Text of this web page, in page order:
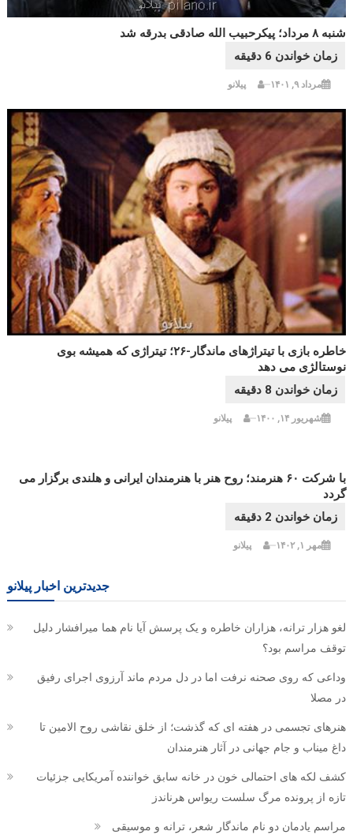
شنبه ۸ مرداد؛ پیکرحبیب الله صادقی بدرقه شد
مرداد ۹, ۱۴۰۱ پیلانو
خاطره بازی با تیتراژهای ماندگار-۲۶؛ تیتراژی که همیشه بوی
نوستالژی می دهد
شهریور ۱۴, ۱۴۰۰ پیلانو
با شرکت ۶۰ هنرمند؛ روح هنر با هنرمندان ایرانی و هلندی برگزار می
گردد
مهر ۱, ۱۴۰۲ پیلانو
جدیدترین اخبار پیلانو
لغو هزار ترانه، هزاران خاطره و یک پرسش آیا نام هما میرافشار دلیل
توقف مراسم بود؟
وداعی که روی صحنه نرفت اما در دل مردم ماند آرزوی اجرای رفیق
در مصلا
هنرهای تجسمی در هفته ای که گذشت؛ از خلق نقاشی روح الامین تا
داغ میناب و جام جهانی در آثار هنرمندان
کشف لکه های احتمالی خون در خانه سابق خواننده آمریکایی جزئیات
تازه از پرونده مرگ سلست ریواس هرناندز
مراسم یادمان دو نام ماندگار شعر، ترانه و موسیقی